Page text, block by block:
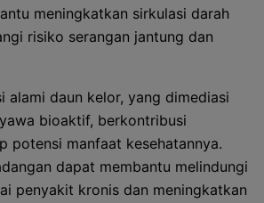
meningkatkan sirkulasi darah
risiko serangan jantung dan
alami daun kelor, yang dimediasi
bioaktif, berkontribusi
potensi manfaat kesehatannya.
dapat membantu melindungi
penyakit kronis dan meningkatkan